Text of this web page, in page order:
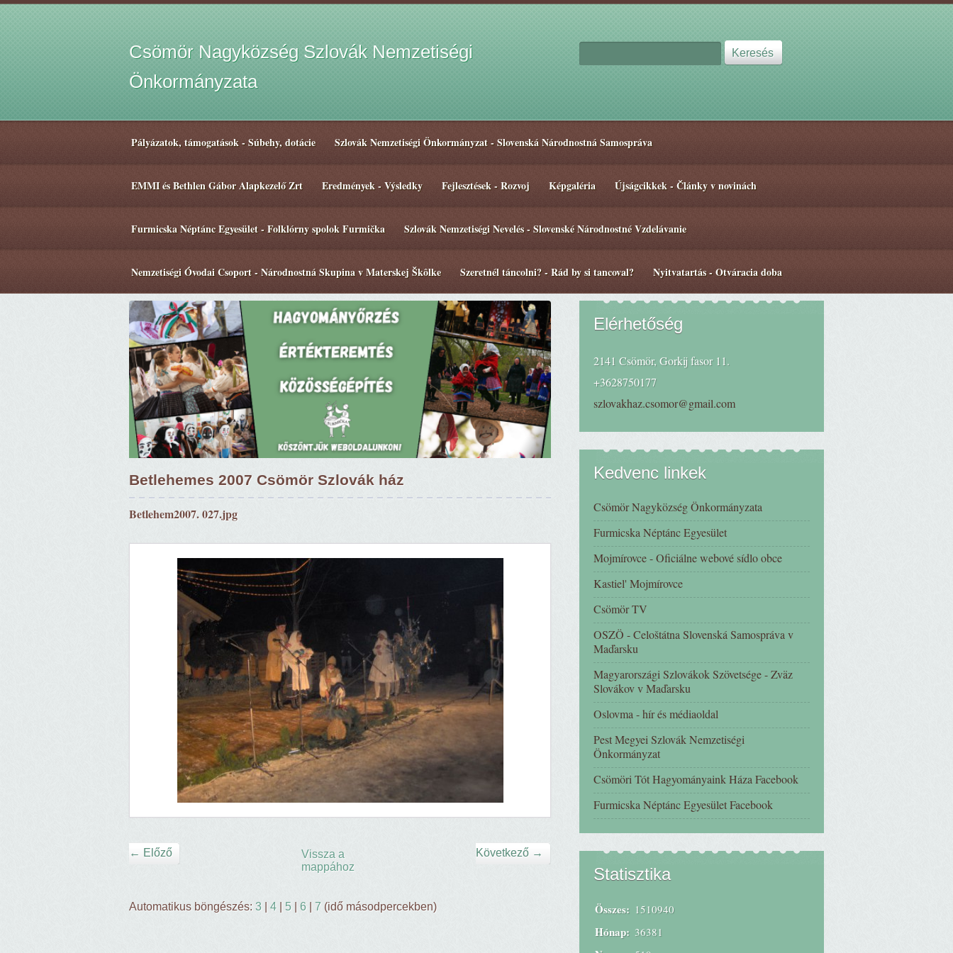
Csömör Nagyközség Szlovák Nemzetiségi
Önkormányzata
Pályázatok, támogatások - Súbehy, dotácie Szlovák Nemzetiségi Önkormányzat - Slovenská Národnostná Samospráva
EMMI és Bethlen Gábor Alapkezelő Zrt Eredmények - Výsledky Fejlesztések - Rozvoj Képgaléria Újságcikkek - Články v novinách
Furmicska Néptánc Egyesület - Folklórny spolok Furmička Szlovák Nemzetiségi Nevelés - Slovenské Národnostné Vzdelávanie
Nemzetiségi Óvodai Csoport - Národnostná Skupina v Materskej Škôlke Szeretnél táncolni? - Rád by si tancoval? Nyitvatartás - Otváracia doba
Betlehemes 2007 Csömör Szlovák ház
Betlehem2007. 027.jpg
← Előző Következő →
Vissza a
mappához
Automatikus böngészés: 3 4 5 6 7 (idő másodpercekben)
Elérhetőség
2141 Csömör, Gorkij fasor 11.
+3628750177
szlovakhaz.csomor@gmail.com
Kedvenc linkek
Csömör Nagyközség Önkormányzata
Furmicska Néptánc Egyesület
Mojmírovce - Oficiálne webové sídlo obce
Kastiel' Mojmírovce
Csömör TV
OSZÖ - Celoštátna Slovenská Samospráva v
Maďarsku
Magyarországi Szlovákok Szövetsége - Zväz
Slovákov v Maďarsku
Oslovma - hír és médiaoldal
Pest Megyei Szlovák Nemzetiségi
Önkormányzat
Csömöri Tót Hagyományaink Háza Facebook
Furmicska Néptánc Egyesület Facebook
Statisztika
Összes: 1510940
Hónap: 36381